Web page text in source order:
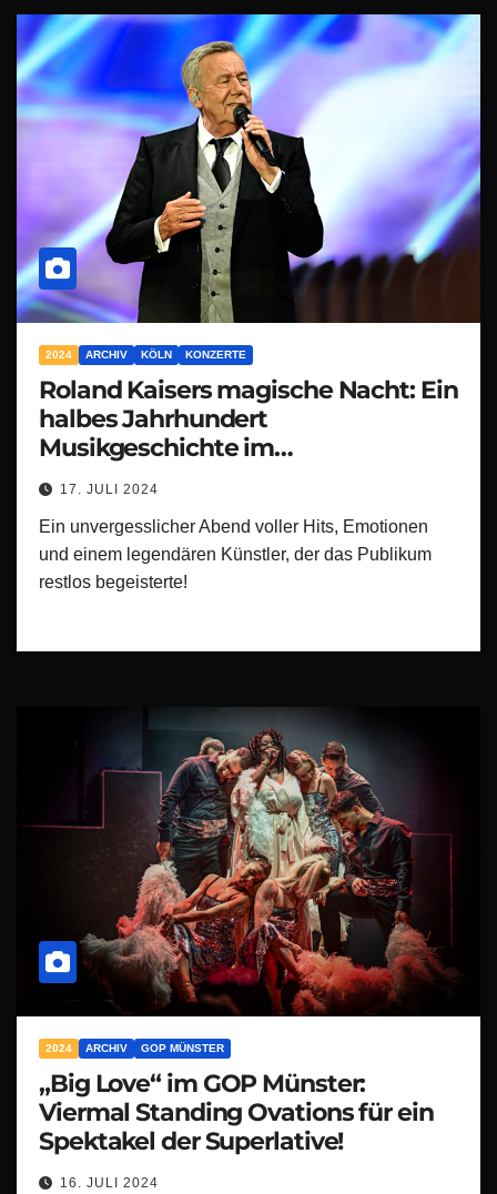
2024 ARCHIV KÖLN KONZERTE
Roland Kaisers magische Nacht: Ein
halbes Jahrhundert
Musikgeschichte im
RheinEnergieStadion
17. JULI 2024
Ein unvergesslicher Abend voller Hits, Emotionen
und einem legendären Künstler, der das Publikum
restlos begeisterte!
2024 ARCHIV GOP MÜNSTER
„Big Love“ im GOP Münster:
Viermal Standing Ovations für ein
Spektakel der Superlative!
16. JULI 2024